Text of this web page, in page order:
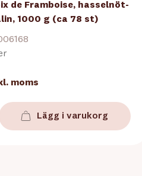
de Framboise, hasselnöt-
1000 g (ca 78 st)
moms
Lägg i varukorg